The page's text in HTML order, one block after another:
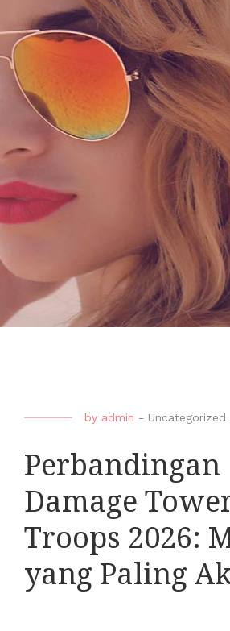
by admin - Uncategorized
Perbandingan
Damage
Troops 2026:
yang Paling